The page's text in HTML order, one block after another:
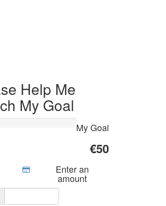
Help Me
My Goal
My Goal
€50
Enter an
amount